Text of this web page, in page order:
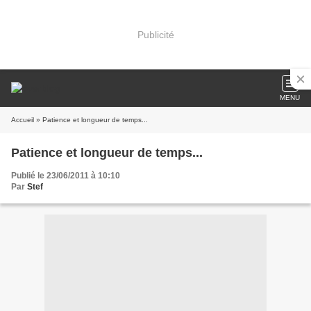
Publicité
MENU
Accueil » Patience et longueur de temps...
Patience et longueur de temps...
Publié le 23/06/2011 à 10:10
Par Stef